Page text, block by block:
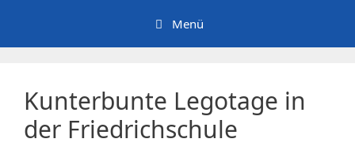
springen
Menü
Kunterbunte Legotage in
der Friedrichschule